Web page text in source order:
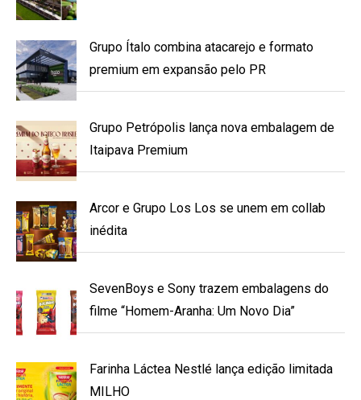
Grupo Ítalo combina atacarejo e formato
premium em expansão pelo PR
Grupo Petrópolis lança nova embalagem de
Itaipava Premium
Arcor e Grupo Los Los se unem em collab
inédita
SevenBoys e Sony trazem embalagens do
filme “Homem-Aranha: Um Novo Dia”
Farinha Láctea Nestlé lança edição limitada
MILHO